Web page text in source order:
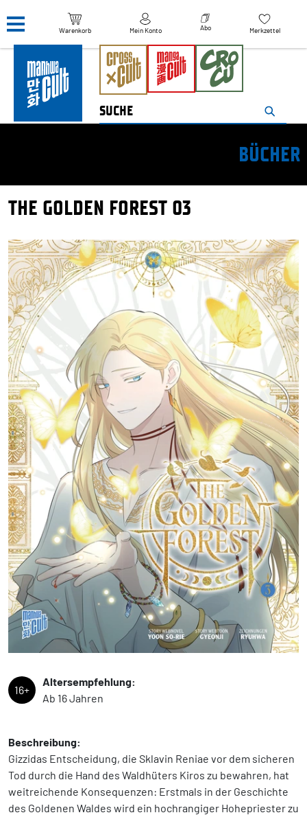
Warenkorb Mein Konto Abo Merkzettel
BÜCHER
THE GOLDEN FOREST 03
16+
Altersempfehlung:
Ab 16 Jahren
Beschreibung:
Gizzidas Entscheidung, die Sklavin Reniae vor dem sicheren
Tod durch die Hand des Waldhüters Kiros zu bewahren, hat
weitreichende Konsequenzen: Erstmals in der Geschichte
des Goldenen Waldes wird ein hochrangiger Hohepriester zu